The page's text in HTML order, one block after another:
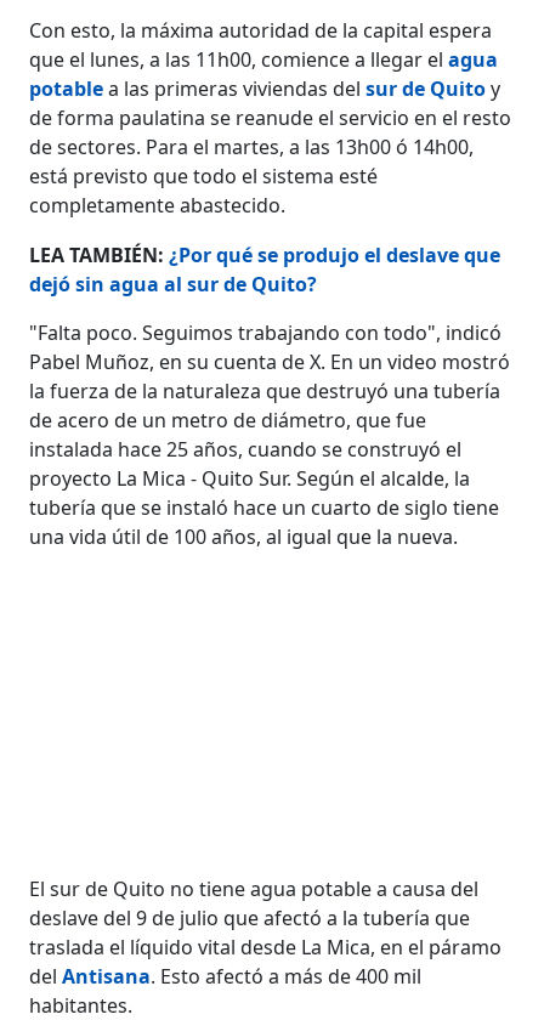
Con esto, la máxima autoridad de la capital espera
que el lunes, a las 11h00, comience a llegar elagua
potablea las primeras viviendas delsur de Quitoy
de forma paulatina se reanude el servicio en el resto
de sectores. Para el martes, a las 13h00 ó 14h00,
está previsto que todo el sistema esté
completamente abastecido.
LEA TAMBIÉN:¿Por qué se produjo el deslave que
dejó sin agua al sur de Quito?
"Falta poco. Seguimos trabajando con todo", indicó
Pabel Muñoz, en su cuenta de X. En un video mostró
la fuerza de la naturaleza que destruyó una tubería
de acero de un metro de diámetro, que fue
instalada hace 25 años, cuando se construyó el
proyecto La Mica - Quito Sur. Según el alcalde, la
tubería que se instaló hace un cuarto de siglo tiene
una vida útil de 100 años, al igual que la nueva.
El sur de Quito no tiene agua potable a causa del
deslave del 9 de julio que afectó a la tubería que
traslada el líquido vital desde La Mica, en el páramo
delAntisana. Esto afectó a más de 400 mil
habitantes.